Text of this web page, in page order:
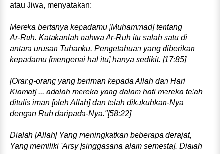
atau Jiwa, menyatakan:
Mereka bertanya kepadamu [Muhammad] tentang
Ar‑Ruh. Katakanlah bahwa Ar‑Ruh itu salah satu di
antara urusan Tuhanku. Pengetahuan yang diberikan
kepadamu [mengenai hal itu] hanya sedikit. [17:85]
[Orang‑orang yang beriman kepada Allah dan Hari
Kiamat] ... adalah mereka yang dalam hati mereka telah
ditulis iman [oleh Allah] dan telah dikukuhkan‑Nya
dengan Ruh daripada‑Nya."[58:22]
Dialah [Allah] Yang meningkatkan beberapa derajat,
Yang memiliki 'Arsy [singgasana alam semesta]. Dialah